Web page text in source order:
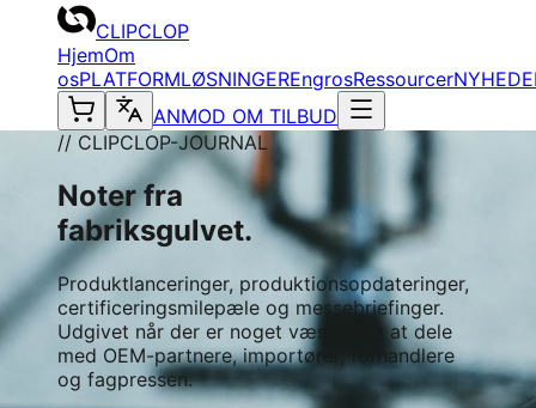
CLIPCLOP
HjemOm
osPLATFORMLØSNINGEREngrosRessourcer
ANMOD OM TILBUD
// CLIPCLOP-JOURNAL
Noter fra
fabriksgulvet.
Produktlanceringer, produktionsopdateringer,
certificeringsmilepæle og messebriefinger.
Udgivet når der er noget væsentligt at dele
med OEM-partnere, importører, forhandlere
og fagpressen.